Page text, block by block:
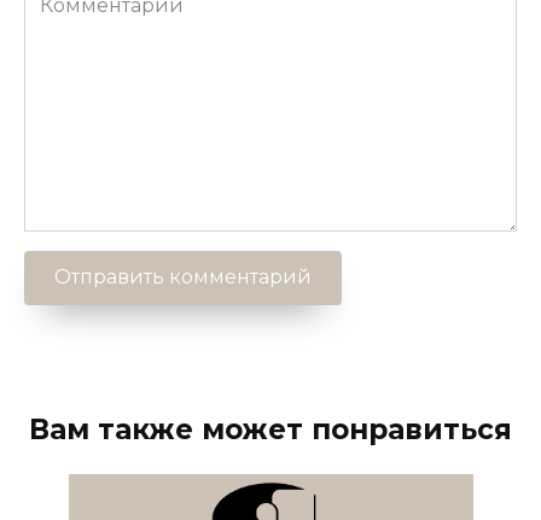
Вам также может понравиться